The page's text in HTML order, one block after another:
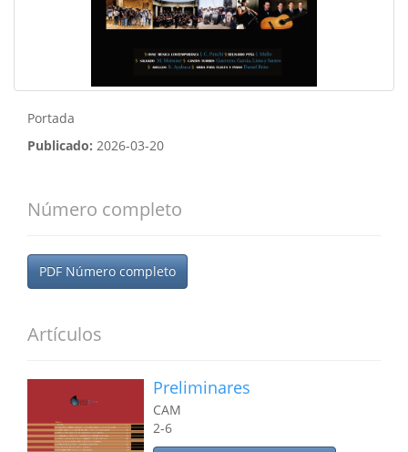
Portada
Publicado: 2026-03-20
Número completo
PDF Número completo
Artículos
Preliminares
CAM
2-6